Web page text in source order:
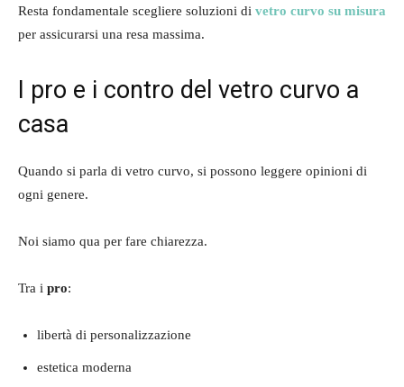
Resta fondamentale scegliere soluzioni di vetro curvo su misura
per assicurarsi una resa massima.
I pro e i contro del vetro curvo a
casa
Quando si parla di vetro curvo, si possono leggere opinioni di
ogni genere.
Noi siamo qua per fare chiarezza.
Tra i pro:
libertà di personalizzazione
estetica moderna